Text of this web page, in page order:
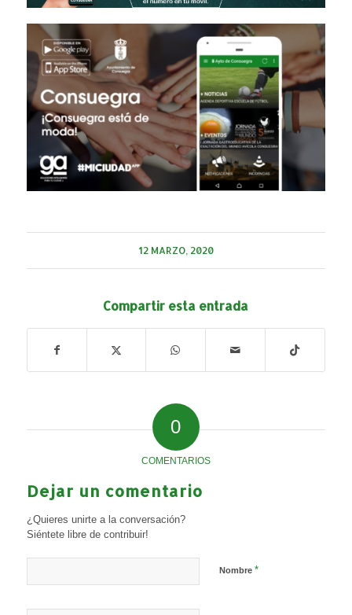
12 MARZO, 2020
Compartir esta entrada
0
COMENTARIOS
Dejar un comentario
¿Quieres unirte a la conversación?
Siéntete libre de contribuir!
Nombre *